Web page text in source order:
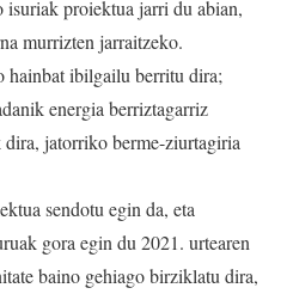
isuriak proiektua jarri du abian,
murrizten jarraitzeko.
hainbat ibilgailu berritu dira;
energia berriztagarriz
jatorriko berme-ziurtagiria
sendotu egin da, eta
gora egin du 2021. urtearen
baino gehiago birziklatu dira,